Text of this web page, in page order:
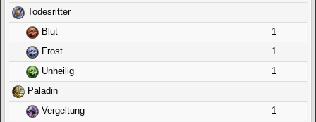
Todesritter
Blut
1
Frost
1
Unheilig
1
Paladin
Vergeltung
1